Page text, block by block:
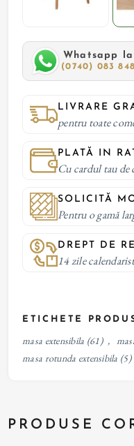
Whatsapp la
(0740) 083 848
LIVRARE
pentru toate
PLATĂ IN
Cu cardul tau
SOLICITĂ
Pentru o gamă
DREPT DE
14 zile
ETICHETE
masa extensibila (61) ,
masa rotunda extensibila (5)
PRODUSE